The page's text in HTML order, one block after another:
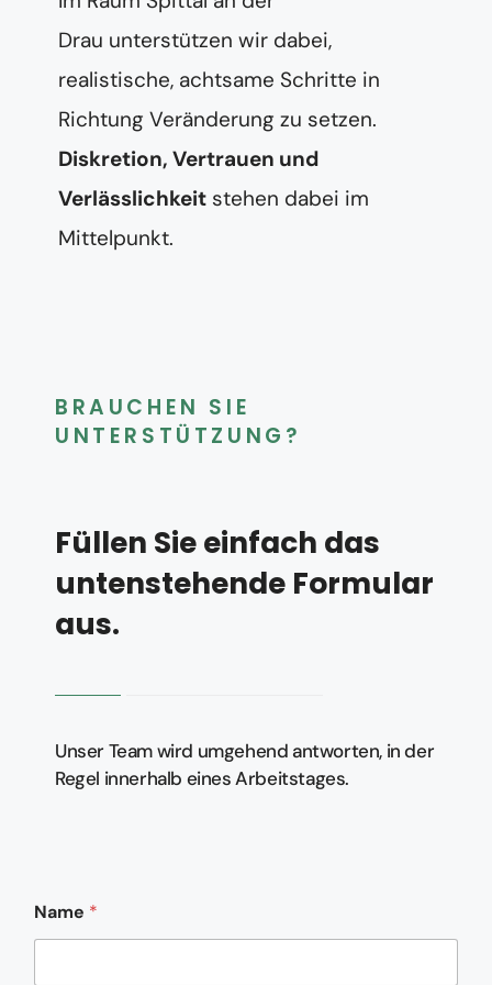
Drau unterstützen wir dabei,
realistische, achtsame Schritte in
Richtung Veränderung zu setzen.
Diskretion, Vertrauen und
Verlässlichkeit stehen dabei im
Mittelpunkt.
BRAUCHEN SIE
UNTERSTÜTZUNG?
Füllen Sie einfach das
untenstehende Formular
aus.
Unser Team wird umgehend antworten, in der
Regel innerhalb eines Arbeitstages.
Name *